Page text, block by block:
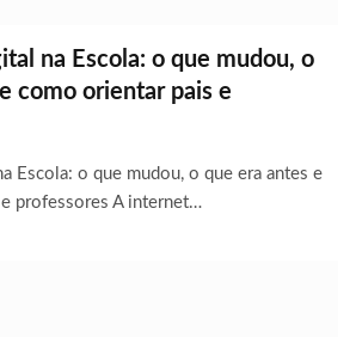
na Escola: o que mudou, o
como orientar pais e
Escola: o que mudou, o que era antes e
professores A internet…